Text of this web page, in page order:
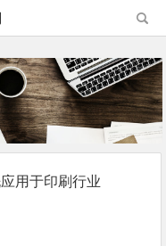
用于印刷行业